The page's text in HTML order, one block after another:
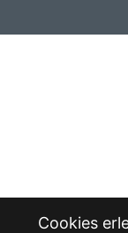
Cookies